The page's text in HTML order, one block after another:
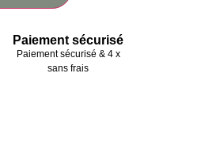
Paiement sécurisé
Paiement sécurisé & 4 x
sans frais